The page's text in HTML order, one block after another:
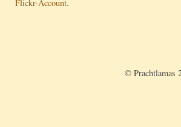
Flickr-Account.
© Prachtlamas